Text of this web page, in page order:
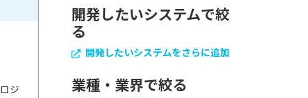
ジ
開発したいシステムで絞
る
開発したいシステムをさらに追加
業種・業界で絞る